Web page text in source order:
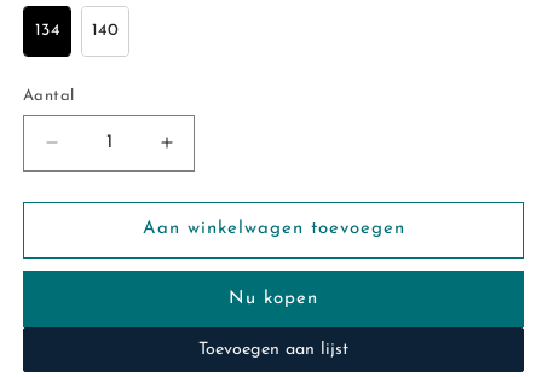
134 140
Aantal
Aantal
Aantal
verlagen
voor
Noko:shirt
Aantal
verhogen
voor
Koko
Noko:shirt
Aan winkelwagen toevoegen
Nu kopen
Toevoegen aan lijst